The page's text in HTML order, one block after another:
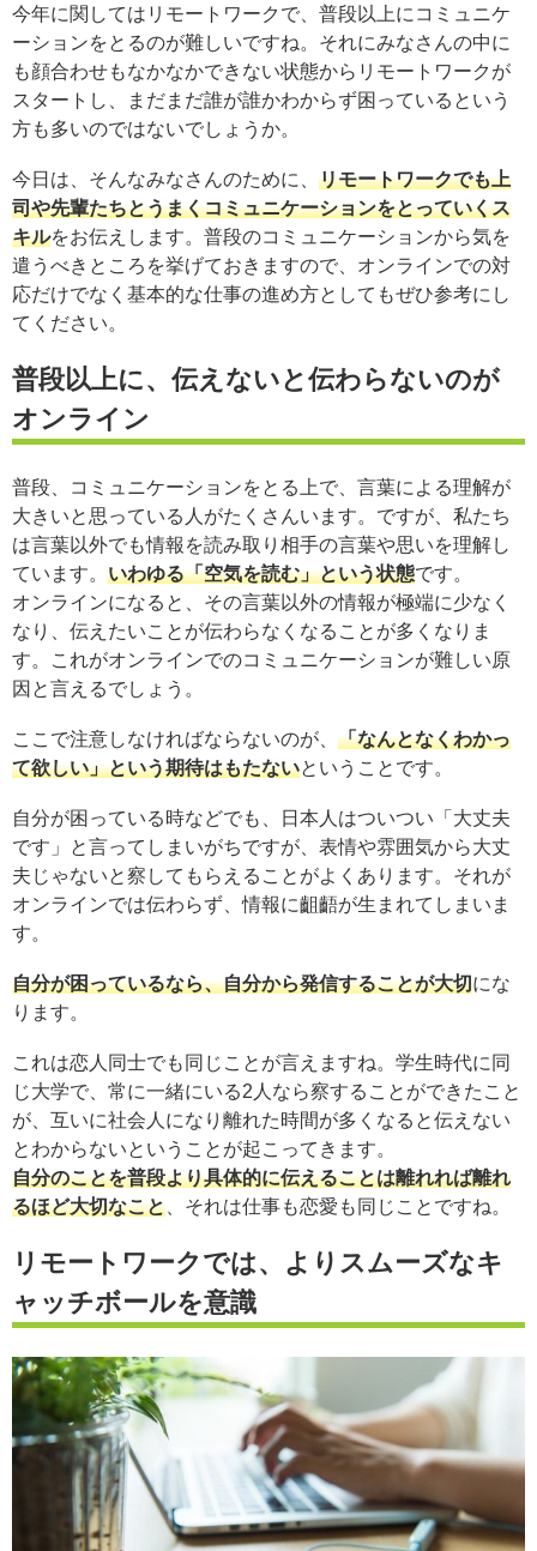
今年に関してはリモートワークで、普段以上にコミュニケ
ーションをとるのが難しいですね。それにみなさんの中に
も顔合わせもなかなかできない状態からリモートワークが
スタートし、まだまだ誰が誰かわからず困っているという
方も多いのではないでしょうか。
今日は、そんなみなさんのために、 リモートワークでも上
司や先輩たちとうまくコミュニケーションをとっていくス
キルをお伝えします。普段のコミュニケーションから気を
遣うべきところを挙げておきますので、オンラインでの対
応だけでなく基本的な仕事の進め方としてもぜひ参考にし
てください。
普段以上に、伝えないと伝わらないのが
オンライン
普段、コミュニケーションをとる上で、言葉による理解が
大きいと思っている人がたくさんいます。ですが、私たち
は言葉以外でも情報を読み取り相手の言葉や思いを理解し
ています。 いわゆる「空気を読む」という状態です。
オンラインになると、その言葉以外の情報が極端に少なく
なり、伝えたいことが伝わらなくなることが多くなりま
す。これがオンラインでのコミュニケーションが難しい原
因と言えるでしょう。
ここで注意しなければならないのが、 「なんとなくわかっ
て欲しい」という期待はもたないということです。
自分が困っている時などでも、日本人はついつい「大丈夫
です」と言ってしまいがちですが、表情や雰囲気から大丈
夫じゃないと察してもらえることがよくあります。それが
オンラインでは伝わらず、情報に齟齬が生まれてしまいま
す。
自分が困っているなら、自分から発信することが大切にな
ります。
これは恋人同士でも同じことが言えますね。学生時代に同
じ大学で、常に一緒にいる2人なら察することができたこと
が、互いに社会人になり離れた時間が多くなると伝えない
とわからないということが起こってきます。
自分のことを普段より具体的に伝えることは離れれば離れ
るほど大切なこと、それは仕事も恋愛も同じことですね。
リモートワークでは、よりスムーズなキ
ャッチボールを意識